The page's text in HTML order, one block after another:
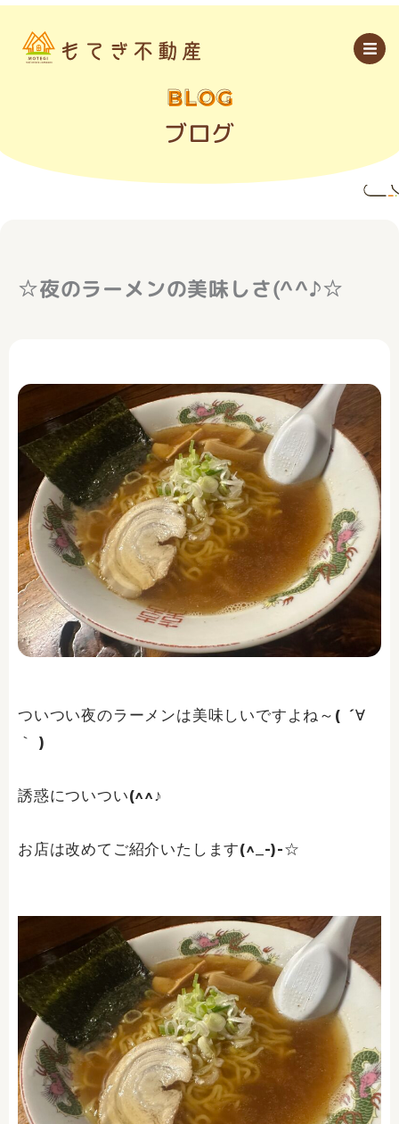
内
BLOG
ブログ
☆夜のラーメンの美味しさ(^^♪☆
ついつい夜のラーメンは美味しいですよね～( ´∀
｀ )
誘惑についつい(^^♪
お店は改めてご紹介いたします(^_-)-☆